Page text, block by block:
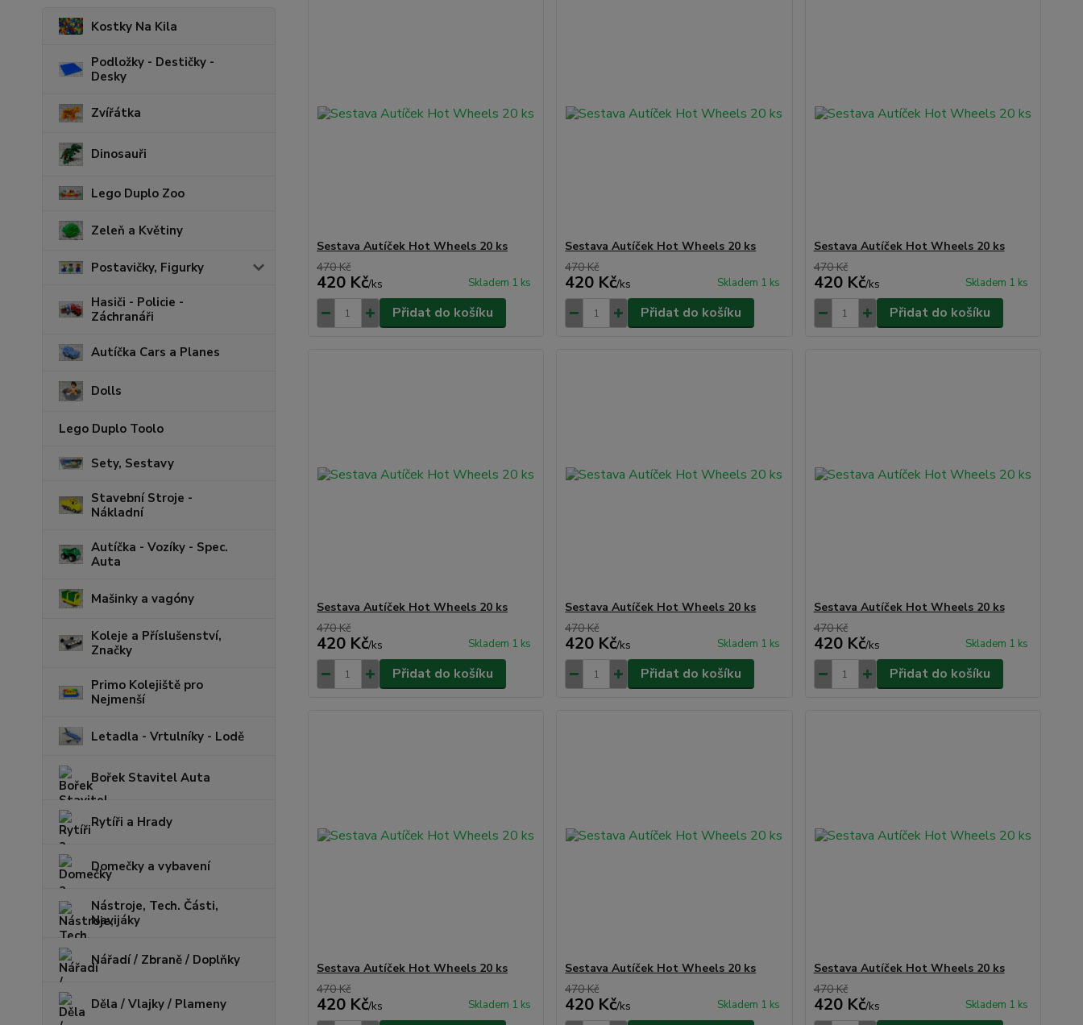
Kostky Na Kila
Podložky - Destičky -
Desky
Zvířátka
Dinosauři
Lego Duplo Zoo
Zeleň a Květiny
Postavičky, Figurky
Hasiči - Policie -
Záchranáři
Autíčka Cars a Planes
Dolls
Lego Duplo Toolo
Sety, Sestavy
Stavební Stroje -
Nákladní
Autíčka - Vozíky - Spec.
Auta
Mašinky a vagóny
Koleje a Příslušenství,
Značky
Primo Kolejiště pro
Nejmenší
Letadla - Vrtulníky - Lodě
Bořek Stavitel Auta
Rytíři a Hrady
Domečky a vybavení
Nástroje, Tech. Části,
Navijáky
Nářadí / Zbraně / Doplňky
Děla / Vlajky / Plameny
Sestava Autíček Hot Wheels 20 ks
470 Kč
420 Kč/ks Skladem 1 ks
Přidat do košíku
Sestava Autíček Hot Wheels 20 ks
470 Kč
420 Kč/ks Skladem 1 ks
Přidat do košíku
Sestava Autíček Hot Wheels 20 ks
470 Kč
420 Kč/ks Skladem 1 ks
Přidat do košíku
Sestava Autíček Hot Wheels 20 ks
470 Kč
420 Kč/ks Skladem 1 ks
Přidat do košíku
Sestava Autíček Hot Wheels 20 ks
470 Kč
420 Kč/ks Skladem 1 ks
Přidat do košíku
Sestava Autíček Hot Wheels 20 ks
470 Kč
420 Kč/ks Skladem 1 ks
Přidat do košíku
Sestava Autíček Hot Wheels 20 ks
470 Kč
420 Kč/ks Skladem 1 ks
Sestava Autíček Hot Wheels 20 ks
470 Kč
420 Kč/ks Skladem 1 ks
Sestava Autíček Hot Wheels 20 ks
470 Kč
420 Kč/ks Skladem 1 ks